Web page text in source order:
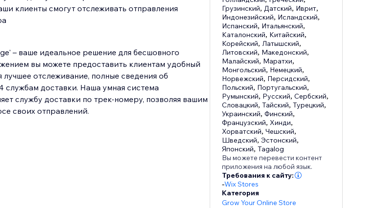
клиенты смогут отслеживать отправления
– ваше идеальное решение для бесшовного
вы можете предоставить клиентам удобный
лучшее отслеживание, полные сведения об
службам доставки. Наша умная система
службу доставки по трек-номеру, позволяя вашим
своих отправлений.
Грузинский, Датский, Иврит,
Индонезийский, Исландский,
Испанский, Итальянский,
Каталонский, Китайский,
Корейский, Латышский,
Литовский, Македонский,
Малайский, Маратхи,
Монгольский, Немецкий,
Норвежский, Персидский,
Польский, Португальский,
Румынский, Русский,Сербский,
Словацкий,Тайский,Турецкий,
Украинский,Финский,
Французский, Хинди,
Хорватский,Чешский,
Шведский,Эстонский,
Японский,Tagalog
Вы можете перевести контент
приложения на любой язык.
Требования к сайту:
-Wix Stores
Категория
Grow Your Online Store